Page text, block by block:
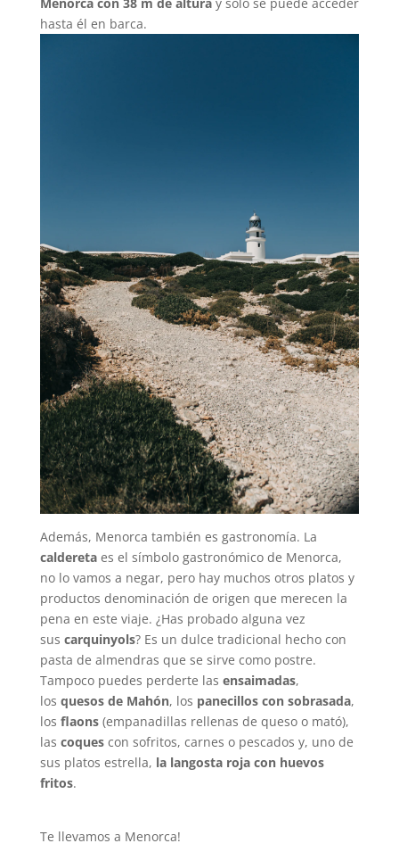
hasta él en barca.
Además, Menorca también es gastronomía. La
calderetaes el símbolo gastronómico de Menorca,
no lo vamos a negar, pero hay muchos otros platos y
productos denominación de origen que merecen la
pena en este viaje. ¿Has probado alguna vez
sus carquinyols? Es un dulce tradicional hecho con
pasta de almendras que se sirve como postre.
Tampoco puedes perderte las ensaimadas,
los quesos de Mahón, los panecillos con sobrasada,
los flaons(empanadillas rellenas de queso o mató),
las coquescon sofritos, carnes o pescados y, uno de
sus platos estrella, la langosta roja con huevos
fritos.
Te llevamos a Menorca!